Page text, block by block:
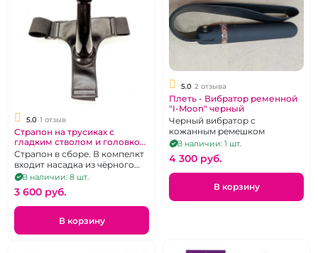
5.0 1 отзыв
Страпон на трусиках с
гладким стволом и головкой
"Черный кофе"
Страпон в сборе. В компелкт
входит насадка из чёрного
силикона и трусики.
В наличии: 8 шт.
3 600 pуб.
В корзину
5.0 2 отзыва
Плеть - Вибратор ременной
"I-Moon" черный
Черный вибратор с
кожанным ремешком
В наличии: 1 шт.
4 300 pуб.
В корзину